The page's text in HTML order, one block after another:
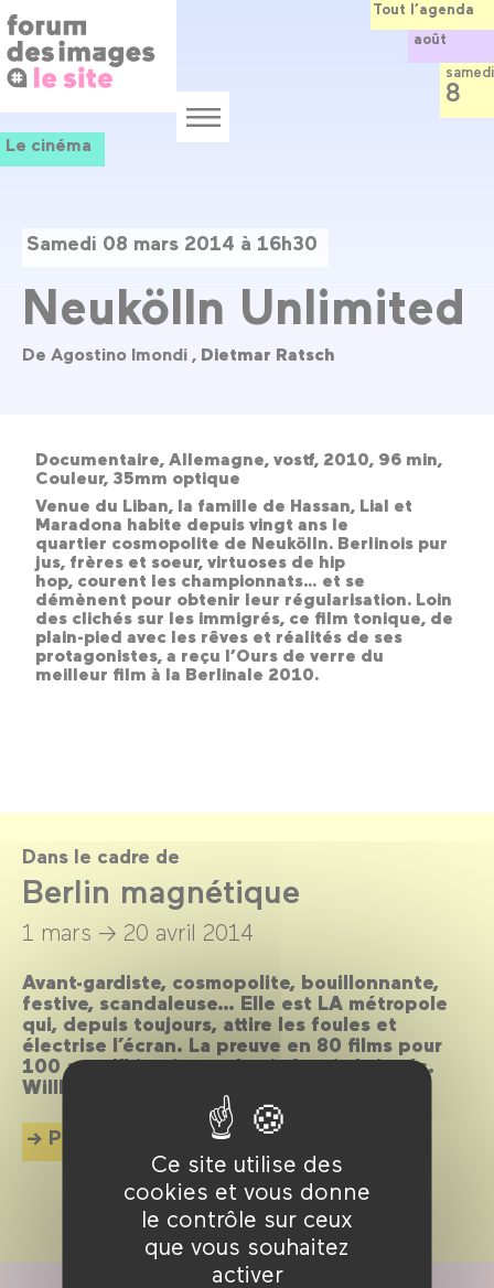
Ce site utilise des
cookies et vous donne
le contrôle sur ceux
que vous souhaitez
activer
au
contenu
principal
Menu
Le cinéma
Samedi 08 mars 2014 à 16h30
Neukölln Unlimited
De Agostino Imondi , Dietmar Ratsch
Documentaire, Allemagne, vostf, 2010, 96 min,
Couleur, 35mm optique
Venue du Liban, la famille de Hassan, Lial et
Maradona habite depuis vingt ans le
quartier cosmopolite de Neukölln. Berlinois pur
jus, frères et soeur, virtuoses de hip
hop, courent les championnats… et se
démènent pour obtenir leur régularisation. Loin
des clichés sur les immigrés, ce film tonique, de
plain-pied avec les rêves et réalités de ses
protagonistes, a reçu l’Ours de verre du
meilleur film à la Berlinale 2010.
Dans le cadre de
Berlin magnétique
1 mars → 20 avril 2014
Avant-gardiste, cosmopolite, bouillonnante,
festive, scandaleuse… Elle est LA métropole
qui, depuis toujours, attire les foules et
électrise l’écran. La preuve en 80 films pour
100 ans d’histoire et de cinéma imbriqués.
Willkommen, bienvenue, welcome !
Plus d'info
Tout l’agenda
août
samedi
8